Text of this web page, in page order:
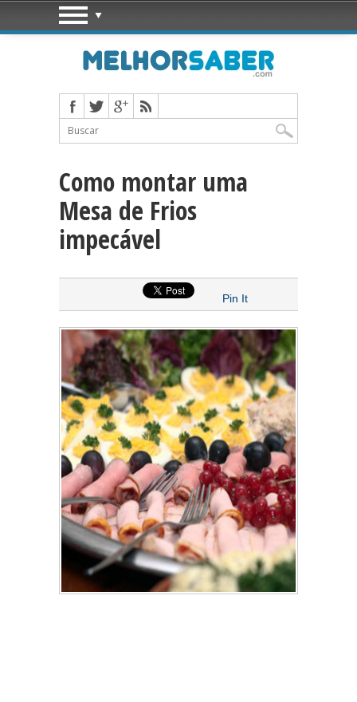
Como montar uma
Mesa de Frios
impecável
Pin It